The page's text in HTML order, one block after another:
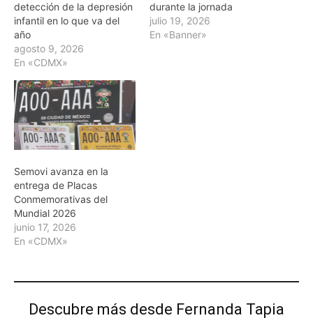
detección de la depresión
infantil en lo que va del
año
agosto 9, 2026
En «CDMX»
durante la jornada
julio 19, 2026
En «Banner»
Semovi avanza en la
entrega de Placas
Conmemorativas del
Mundial 2026
junio 17, 2026
En «CDMX»
Descubre más desde Fernanda Tapia